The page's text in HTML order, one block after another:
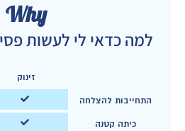
Why
למה כדאי לי לעשות
זינוק
התחייבות להצלחה
כיתה קטנה